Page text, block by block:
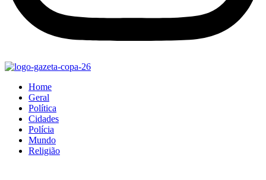
Home
Geral
Política
Cidades
Polícia
Mundo
Religião